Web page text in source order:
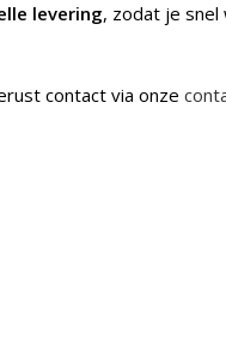
levering, zodat je snel
contact via onze